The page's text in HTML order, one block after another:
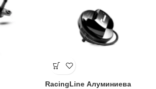
RacingLine Алуминиева